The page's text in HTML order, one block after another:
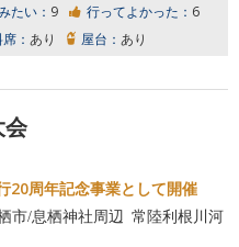
たい： 9 行ってよかった： 6
： あり 屋台： あり
会
20周年記念事業として開催
市/息栖神社周辺 常陸利根川河